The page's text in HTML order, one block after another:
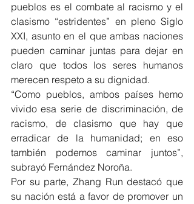
pueblos es el combate al racismo y el
clasismo “estridentes” en pleno Siglo
XXI, asunto en el que ambas naciones
pueden caminar juntas para dejar en
claro que todos los seres humanos
merecen respeto a su dignidad.
“Como pueblos, ambos países hemo
vivido esa serie de discriminación, de
racismo, de clasismo que hay que
erradicar de la humanidad; en eso
también podemos caminar juntos”,
subrayó Fernández Noroña.
Por su parte, Zhang Run destacó que
su nación está a favor de promover un